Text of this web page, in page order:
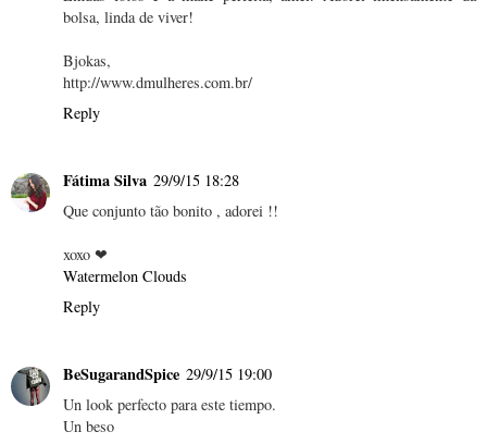
bolsa, linda de viver!
Bjokas,
http://www.dmulheres.com.br/
Reply
Fátima Silva 29/9/15 18:28
Que conjunto tão bonito , adorei !!
xoxo ❤
Watermelon Clouds
Reply
BeSugarandSpice 29/9/15 19:00
Un look perfecto para este tiempo.
Un beso